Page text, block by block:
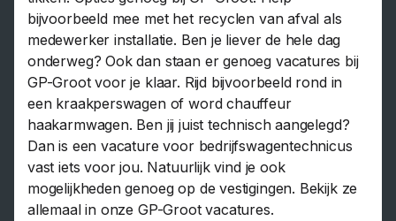
bijvoorbeeld mee met het recyclen van afval als
medewerker installatie. Ben je liever de hele dag
onderweg? Ook dan staan er genoeg vacatures bij
GP-Groot voor je klaar. Rijd bijvoorbeeld rond in
een kraakperswagen of word chauffeur
haakarmwagen. Ben jij juist technisch aangelegd?
Dan is een vacature voor bedrijfswagentechnicus
vast iets voor jou. Natuurlijk vind je ook
mogelijkheden genoeg op de vestigingen. Bekijk ze
allemaal in onze GP-Groot vacatures.